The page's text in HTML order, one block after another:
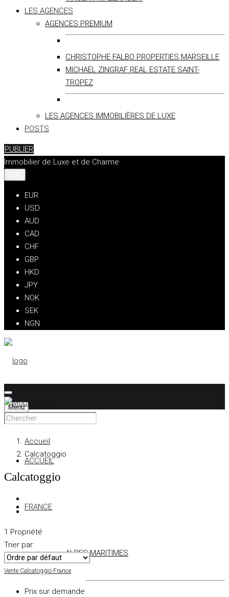
LES AGENCES
AGENCES PREMIUM
CHRISTOPHE FALBO PROPERTIES MARSEILLE
MICHAËL ZINGRAF REAL ESTATE SAINT-
TROPEZ
LES AGENCES IMMOBILIÈRES DE LUXE
POSTS
PUBLIER
Immobilier de Luxe et de Charme
EUR
USD
AUD
CAD
CHF
GBP
HKD
JPY
NOK
SEK
NGN
Menu
ACCUEIL
FRANCE
ALPES-MARITIMES
Accueil
Calcatoggio
Calcatoggio
1 Propriété
Trier par:
Vente Calcatoggio France
Prix sur demande